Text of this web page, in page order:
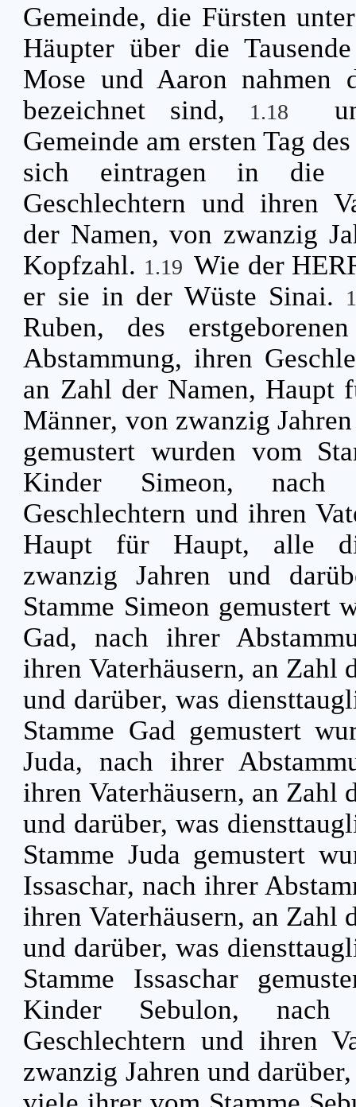
Gemeinde, die Fürsten
Häupter über die
Mose und Aaron nahmen
bezeichnet sind,
1.18
Gemeinde am ersten Tag
sich eintragen in die
Geschlechtern und ihren
der Namen, von zwanzig
Kopfzahl. 1.19 Wie der
er sie in der Wüste Sinai.
Ruben, des
Abstammung, ihren
an Zahl der Namen, Haupt
Männer, von zwanzig
gemustert wurden vom
Kinder Simeon, nach
Geschlechtern und ihren
Haupt für Haupt, alle
zwanzig Jahren und
Stamme Simeon gemustert
Gad, nach ihrer
ihren Vaterhäusern, an Zahl
und darüber, was
Stamme Gad gemustert
Juda, nach ihrer
ihren Vaterhäusern, an Zahl
und darüber, was
Stamme Juda gemustert
Issaschar, nach ihrer
ihren Vaterhäusern, an Zahl
und darüber, was
Stamme Issaschar
Kinder Sebulon, nach
Geschlechtern und ihren
zwanzig Jahren und